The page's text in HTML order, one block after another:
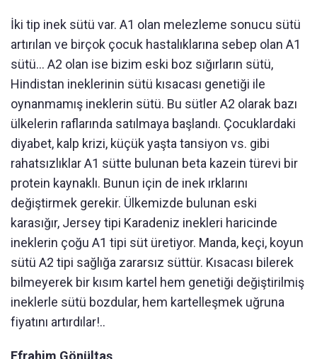
İki tip inek sütü var. A1 olan melezleme sonucu sütü
artırılan ve birçok çocuk hastalıklarına sebep olan A1
sütü… A2 olan ise bizim eski boz sığırların sütü,
Hindistan ineklerinin sütü kısacası genetiği ile
oynanmamış ineklerin sütü. Bu sütler A2 olarak bazı
ülkelerin raflarında satılmaya başlandı. Çocuklardaki
diyabet, kalp krizi, küçük yaşta tansiyon vs. gibi
rahatsızlıklar A1 sütte bulunan beta kazein türevi bir
protein kaynaklı. Bunun için de inek ırklarını
değiştirmek gerekir. Ülkemizde bulunan eski
karasığır, Jersey tipi Karadeniz inekleri haricinde
ineklerin çoğu A1 tipi süt üretiyor. Manda, keçi, koyun
sütü A2 tipi sağlığa zararsız süttür. Kısacası bilerek
bilmeyerek bir kısım kartel hem genetiği değiştirilmiş
ineklerle sütü bozdular, hem kartelleşmek uğruna
fiyatını artırdılar!..
Efrahim Gönültaş